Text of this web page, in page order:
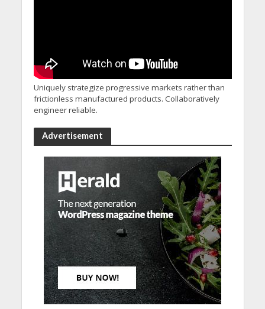
Uniquely strategize progressive markets rather than
frictionless manufactured products. Collaboratively
engineer reliable.
Advertisement